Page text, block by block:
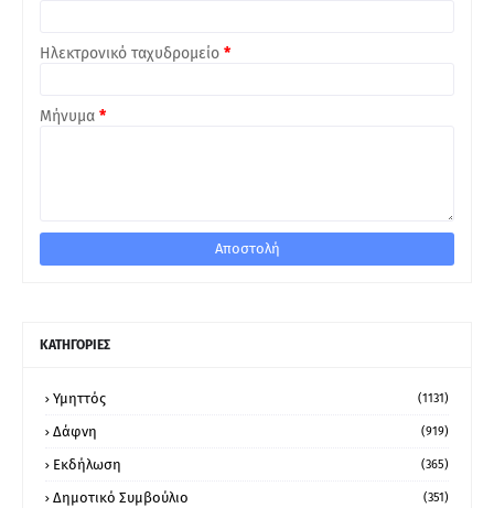
Ηλεκτρονικό ταχυδρομείο *
Μήνυμα *
ΚΑΤΗΓΟΡΙΕΣ
Υμηττός (1131)
Δάφνη (919)
Εκδήλωση (365)
Δημοτικό Συμβούλιο (351)